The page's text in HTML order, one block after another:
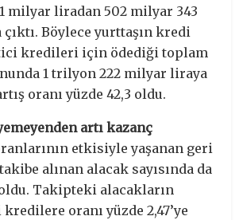
milyar liradan 502 milyar 343
Böylece yurttaşın kredi
kredileri için ödediği toplam
1 trilyon 222 milyar liraya
oranı yüzde 42,3 oldu.
artı kazanç
etkisiyle yaşanan geri
alınan alacak sayısında da
Takipteki alacakların
oranı yüzde 2,47’ye